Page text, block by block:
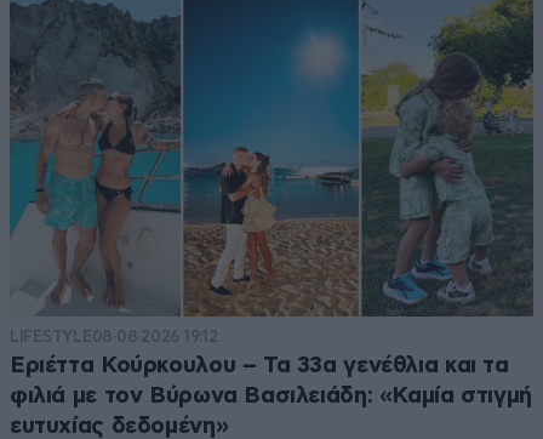
LIFESTYLE08·08·2026 19:12
Εριέττα Κούρκουλου – Τα 33α γενέθλια και τα
φιλιά με τον Βύρωνα Βασιλειάδη: «Καμία στιγμή
ευτυχίας δεδομένη»